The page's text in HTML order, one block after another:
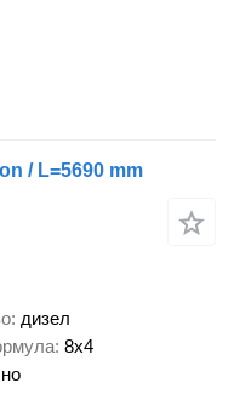
/ L=5690 mm
дизел
8x4